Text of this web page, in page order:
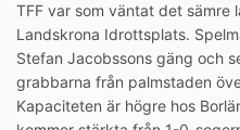
TFF var som väntat det sämre
Landskrona Idrottsplats.
Stefan Jacobssons gäng och
grabbarna från palmstaden
Kapaciteten är högre hos